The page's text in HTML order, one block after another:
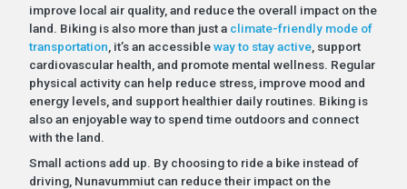
improve local air quality, and reduce the overall impact on the
land. Biking is also more than just a climate-friendly mode of
transportation , it’s an accessibleway to stay active, support
cardiovascular health, and promote mental wellness. Regular
physical activity can help reduce stress, improve mood and
energy levels, and support healthier daily routines. Biking is
also an enjoyable way to spend time outdoors and connect
with the land.
Small actions add up. By choosing to ride a bike instead of
driving, Nunavummiut can reduce their impact on the